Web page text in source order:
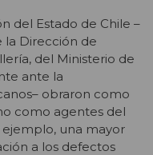
del Estado de Chile –
la Dirección de
del Ministerio de
ante la
obraron como
como agentes del
ejemplo, una mayor
a los defectos